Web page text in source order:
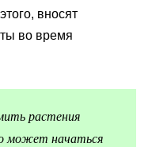
вносят
во время
растения
может начаться